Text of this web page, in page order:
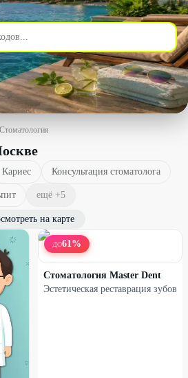
Стоматология
Кариес Консультация стоматолога
ещё +5
на карте
ДО61%
Стоматология Master Dent
Эстетическая реставрация зубов